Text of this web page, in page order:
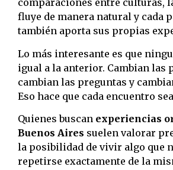
comparaciones entre culturas,
fluye de manera natural y cada
también aporta sus propias
Lo más interesante es que
igual a la anterior. Cambian las
cambian las preguntas y
Eso hace que cada encuentro
Quienes buscan experiencias
Buenos Aires suelen valorar
la posibilidad de vivir algo que
repetirse exactamente de la